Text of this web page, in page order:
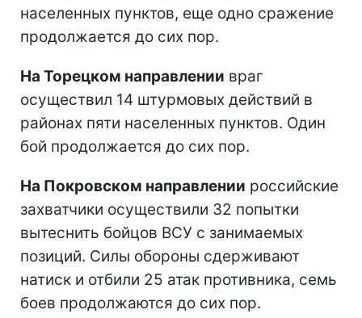
населенных пунктов, еще одно сражение
продолжается до сих пор.
На Торецком направлении враг
осуществил 14 штурмовых действий в
районах пяти населенных пунктов. Один
бой продолжается до сих пор.
На Покровском направлении российские
захватчики осуществили 32 попытки
вытеснить бойцов ВСУ с занимаемых
позиций. Силы обороны сдерживают
натиск и отбили 25 атак противника, семь
боев продолжаются до сих пор.